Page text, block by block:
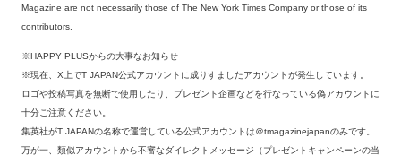
Magazine are not necessarily those of The New York Times Company or those of its
contributors.
※HAPPY PLUSからの大事なお知らせ
※現在、X上でT JAPAN公式アカウントに成りすましたアカウントが発生しています。
ロゴや投稿写真を無断で使用したり、プレゼント企画などを行なっている偽アカウントに
十分ご注意ください。
集英社がT JAPANの名称で運営している公式アカウントは＠tmagazinejapanのみです。
万が一、類似アカウントから不審なダイレクトメッセージ（プレゼントキャンペーンの当